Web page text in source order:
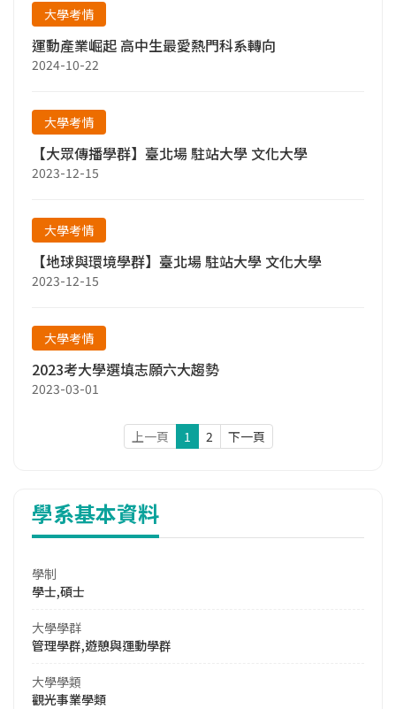
大學考情
運動產業崛起 高中生最愛熱門科系轉向
2024-10-22
大學考情
【大眾傳播學群】臺北場 駐站大學 文化大學
2023-12-15
大學考情
【地球與環境學群】臺北場 駐站大學 文化大學
2023-12-15
大學考情
2023考大學選填志願六大趨勢
2023-03-01
上一頁 1 2 下一頁
學系基本資料
學制
學士,碩士
大學學群
管理學群,遊憩與運動學群
大學學類
觀光事業學類